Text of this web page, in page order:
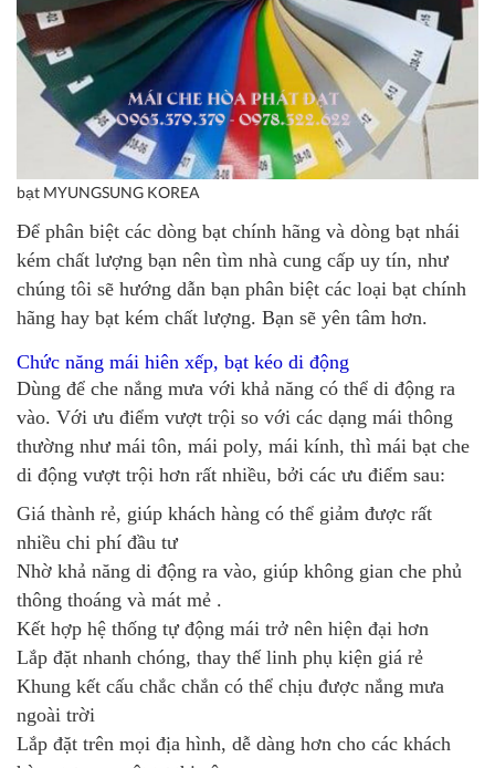
bạt MYUNGSUNG KOREA
Để phân biệt các dòng bạt chính hãng và dòng bạt nhái
kém chất lượng bạn nên tìm nhà cung cấp uy tín, như
chúng tôi sẽ hướng dẫn bạn phân biệt các loại bạt chính
hãng hay bạt kém chất lượng. Bạn sẽ yên tâm hơn.
Chức năng mái hiên xếp, bạt kéo di động
Dùng để che nắng mưa với khả năng có thể di động ra
vào. Với ưu điểm vượt trội so với các dạng mái thông
thường như mái tôn, mái poly, mái kính, thì mái bạt che
di động vượt trội hơn rất nhiều, bởi các ưu điểm sau:
Giá thành rẻ, giúp khách hàng có thể giảm được rất
nhiều chi phí đầu tư
Nhờ khả năng di động ra vào, giúp không gian che phủ
thông thoáng và mát mẻ .
Kết hợp hệ thống tự động mái trở nên hiện đại hơn
Lắp đặt nhanh chóng, thay thế linh phụ kiện giá rẻ
Khung kết cấu chắc chắn có thể chịu được nắng mưa
ngoài trời
Lắp đặt trên mọi địa hình, dễ dàng hơn cho các khách